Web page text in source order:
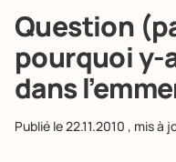
Question
pourquoi y-
dans
Publié le22.11.2010 , mis à